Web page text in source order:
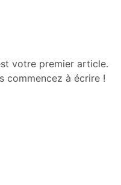
votre premier article.
commencez à écrire !